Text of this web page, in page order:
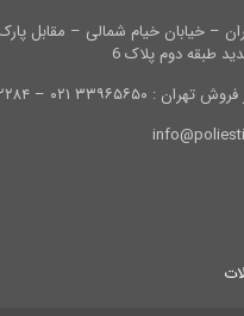
– خیابان خیام شمالی – مقابل
طبقه دوم پلاک 6
۳۳۹۶۵۶۵۰ ۰۲۱ – ۳۳۹۹۲۲۸۴ ۰۲۱